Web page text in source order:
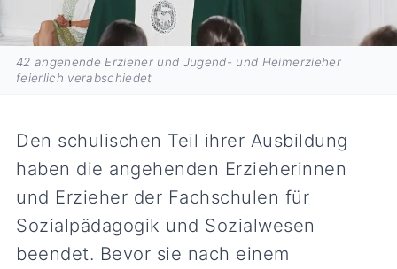
42 angehende Erzieher und Jugend- und Heimerzieher
feierlich verabschiedet
Den schulischen Teil ihrer Ausbildung
haben die angehenden Erzieherinnen
und Erzieher der Fachschulen für
Sozialpädagogik und Sozialwesen
beendet. Bevor sie nach einem